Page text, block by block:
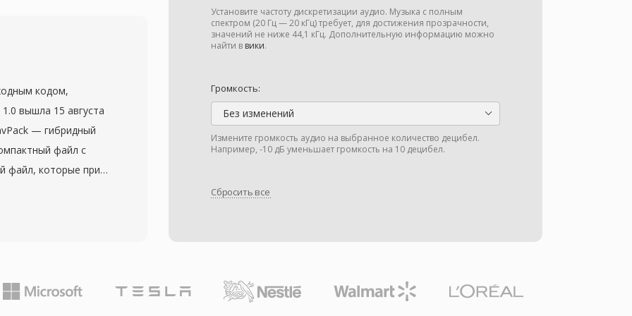
Установите частоту дискретизации аудио. Музыка с полным
спектром (20 Гц — 20 кГц) требует, для достижения прозрачности,
значений не ниже 44,1 кГц. Дополнительную информацию можно
найти в вики.
Громкость:
Без изменений
Измените громкость аудио на выбранное количество децибел.
Например, -10 дБ уменьшает громкость на 10 децибел.
Сбросить все
без проверки
Ogg и связанные с
от роялти, OGA
метаданные
OGA нативно
кодом,
вышла 15 августа
— гибридный
файл с
файл, которые при
исходный PCM-
до 768 кГц
DSD-контента,